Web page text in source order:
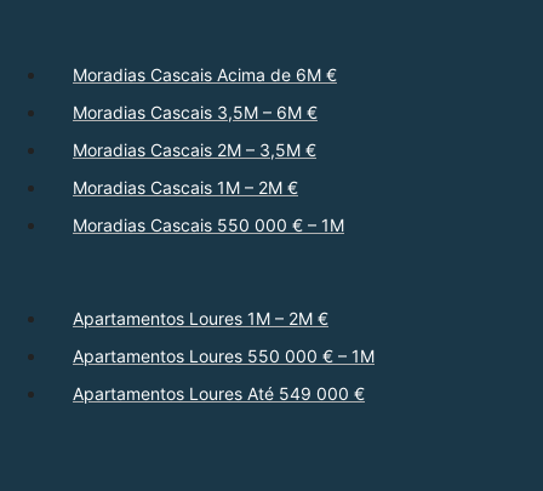
Moradias Cascais Acima de 6M €
Moradias Cascais 3,5M – 6M €
Moradias Cascais 2M – 3,5M €
Moradias Cascais 1M – 2M €
Moradias Cascais 550 000 € – 1M
Apartamentos Loures 1M – 2M €
Apartamentos Loures 550 000 € – 1M
Apartamentos Loures Até 549 000 €